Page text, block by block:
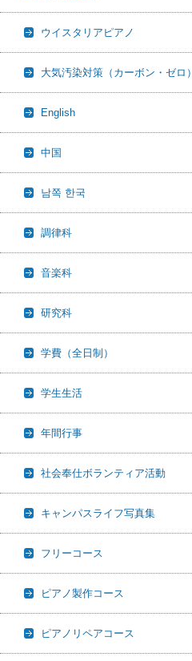
ウイスタリアピアノ
大気汚染対策（カーボン・ゼロ）
English
中国
남쪽 한국
調律科
音楽科
研究科
学費（全日制）
学生生活
年間行事
社会奉仕ボランティア活動
キャンパスライフ写真集
フリーコース
ピアノ製作コース
ピアノリペアコース